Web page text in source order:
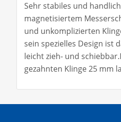
Sehr stabiles und
magnetisiertem
und unkomplizierten
sein spezielles Design ist
leicht zieh- und
gezahnten Klinge 25 mm